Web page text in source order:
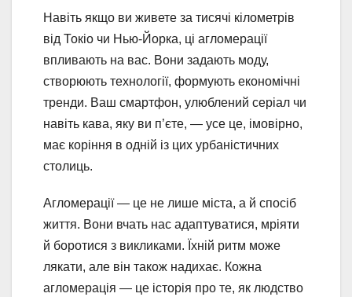
Навіть якщо ви живете за тисячі кілометрів
від Токіо чи Нью-Йорка, ці агломерації
впливають на вас. Вони задають моду,
створюють технології, формують економічні
тренди. Ваш смартфон, улюблений серіал чи
навіть кава, яку ви п’єте, — усе це, імовірно,
має коріння в одній із цих урбаністичних
столиць.
Агломерації — це не лише міста, а й спосіб
життя. Вони вчать нас адаптуватися, мріяти
й боротися з викликами. Їхній ритм може
лякати, але він також надихає. Кожна
агломерація — це історія про те, як людство